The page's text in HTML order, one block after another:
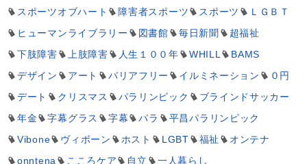
スポーツオブハート
障害者スポーツ スポーツ
ＬＧＢＴ
ヒューマンライブラリー
図書館 毎日新聞
超福祉
下肢障害
上肢障害 人生１００年 WHILL
BAMS
デザイン
アート バリアフリー イルミネーション
０円
デート
クリスマス パラリンピック
ブラインドサッカー
年金
字幕グラス 字幕 パラ
平昌パラリンピック
Vibone
ヴィボーン ホスト LGBT 福祉
オンテナ
onntena
こころケア 自立
一人暮らし